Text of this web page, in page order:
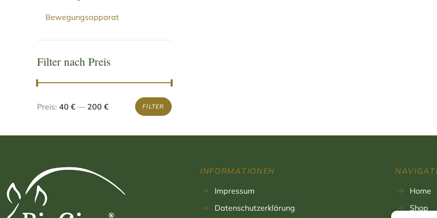
Bewegungsapparat
Filter nach Preis
FILTER
Preis: 40 € — 200 €
INFORMATIONEN
Impressum
Datenschutzerklärung
Home
Shop